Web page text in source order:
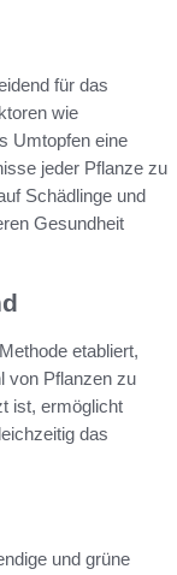
für das
wie
Umtopfen eine
jeder Pflanze zu
Schädlinge und
Gesundheit
etabliert,
von Pflanzen zu
ist, ermöglicht
das
und grüne